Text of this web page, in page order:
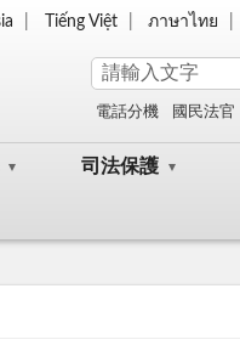
Tiếng Việt ภาษาไทย
電話分機 國民法官
司法保護